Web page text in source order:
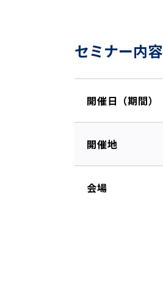
セミナー内容
開催日（期間）
開催地
会場